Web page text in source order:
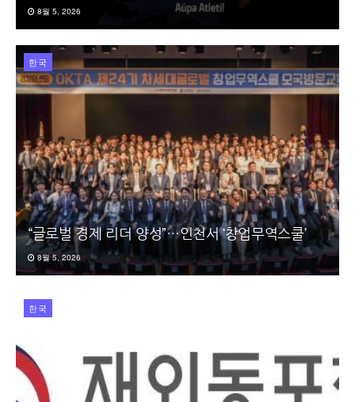
8월 5, 2026
한국
“글로벌 경제 리더 양성”…인천서 ‘창업무역스쿨’
8월 5, 2026
한국